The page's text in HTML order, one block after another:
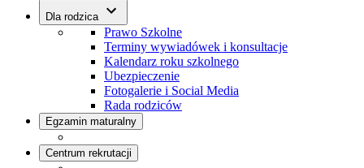
Dla rodzica
Prawo Szkolne
Terminy wywiadówek i konsultacje
Kalendarz roku szkolnego
Ubezpieczenie
Fotogalerie i Social Media
Rada rodziców
Egzamin maturalny
Centrum rekrutacji